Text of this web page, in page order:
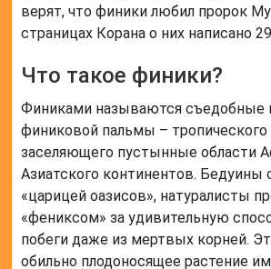
верят, что финики любил пророк
страницах Корана о них написано
Что такое финики?
Финиками называются съедобные
финиковой пальмы – тропического
заселяющего пустынные области
Азиатского континентов. Бедуины
«царицей оазисов», натуралисты
«фениксом» за удивительную
побеги даже из мертвых корней.
обильно плодоносящее растение